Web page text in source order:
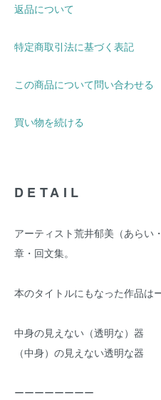
返品について
特定商取引法に基づく表記
この商品について問い合わせる
買い物を続ける
DETAIL
アーティスト荒井郁美（あらい
章・回文集。
本のタイトルにもなった作品は
中身の見えない（透明な）器
（中身）の見えない透明な器
ーーーーーーーー